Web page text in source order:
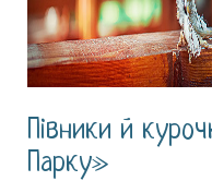
Півники й
Парку»